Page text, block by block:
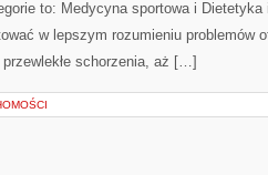
to: Medycyna sportowa i Dietetyka
w lepszym rozumieniu problemów
schorzenia, aż […]